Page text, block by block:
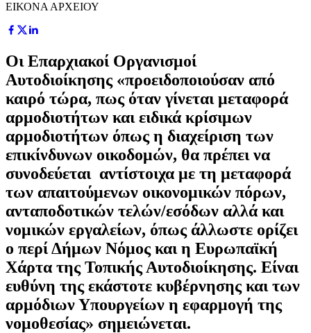
ΕΙΚΟΝΑ ΑΡΧΕΙΟΥ
Οι Επαρχιακοί Οργανισμοί
Αυτοδιοίκησης «προειδοποιούσαν από
καιρό τώρα, πως όταν γίνεται μεταφορά
αρμοδιοτήτων και ειδικά κρίσιμων
αρμοδιοτήτων όπως η διαχείριση των
επικίνδυνων οικοδομών, θα πρέπει να
συνοδεύεται αντίστοιχα με τη μεταφορά
των απαιτούμενων οικονομικών πόρων,
ανταποδοτικών τελών/εσόδων αλλά και
νομικών εργαλείων, όπως άλλωστε ορίζει
ο περί Δήμων Νόμος και η Ευρωπαϊκή
Χάρτα της Τοπικής Αυτοδιοίκησης. Είναι
ευθύνη της εκάστοτε κυβέρνησης και των
αρμόδιων Υπουργείων η εφαρμογή της
νομοθεσίας» σημειώνεται.